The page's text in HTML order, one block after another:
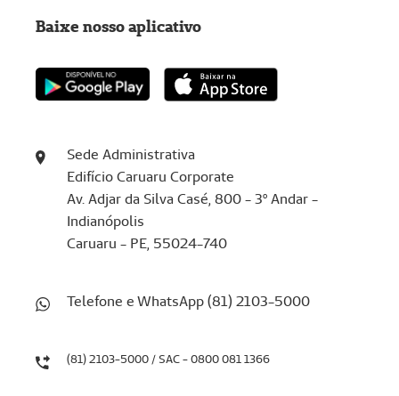
Sede Administrativa
Edifício Caruaru Corporate
Av. Adjar da Silva Casé, 800 - 3º Andar -
Indianópolis
Caruaru - PE, 55024-740
Telefone e WhatsApp (81) 2103-5000
(81) 2103-5000 / SAC - 0800 081 1366
Baixe nosso aplicativo